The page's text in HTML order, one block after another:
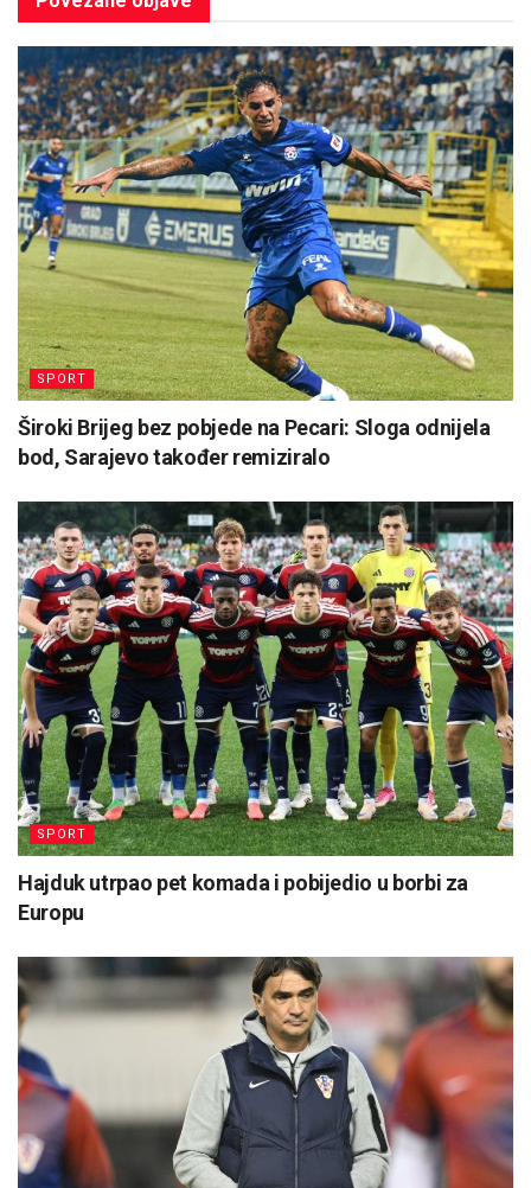
SPORT
Široki Brijeg bez pobjede na Pecari: Sloga odnijela
bod, Sarajevo također remiziralo
SPORT
Hajduk utrpao pet komada i pobijedio u borbi za
Europu